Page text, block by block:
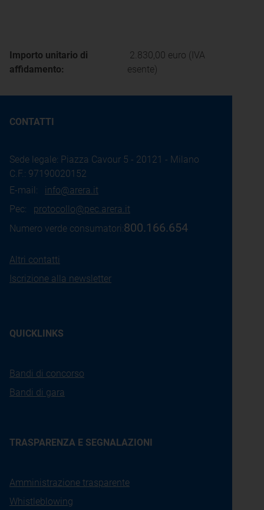
Importo unitario di
affidamento:
2.830,00 euro (IVA
esente)
CONTATTI
Sede legale: Piazza Cavour 5 - 20121 - Milano
C.F.: 97190020152
E-mail: info@arera.it
Pec: protocollo@pec.arera.it
Numero verde consumatori:800.166.654
Altri contatti
Iscrizione alla newsletter
QUICKLINKS
Bandi di concorso
Bandi di gara
TRASPARENZA E SEGNALAZIONI
Amministrazione trasparente
Whistleblowing